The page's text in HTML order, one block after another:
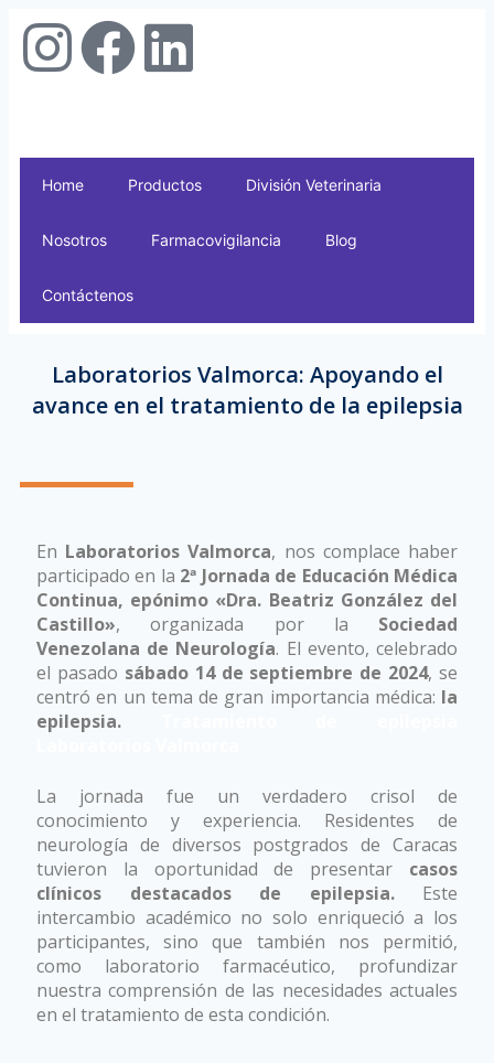
Home Productos División Veterinaria
Nosotros Farmacovigilancia Blog
Contáctenos
Laboratorios Valmorca: Apoyando el
avance en el tratamiento de la epilepsia
Laboratorios Valmorca
En Laboratorios Valmorca, nos complace haber
participado en la 2ª Jornada de Educación Médica
Continua, epónimo «Dra. Beatriz González del
Castillo», organizada por la Sociedad
Venezolana de Neurología. El evento, celebrado
el pasado sábado 14 de septiembre de 2024, se
centró en un tema de gran importancia médica: la
epilepsia.
La jornada fue un verdadero crisol de
conocimiento y experiencia. Residentes de
neurología de diversos postgrados de Caracas
tuvieron la oportunidad de presentar casos
clínicos destacados de epilepsia.Este
intercambio académico no solo enriqueció a los
participantes, sino que también nos permitió,
como laboratorio farmacéutico, profundizar
nuestra comprensión de las necesidades actuales
en el tratamiento de esta condición.